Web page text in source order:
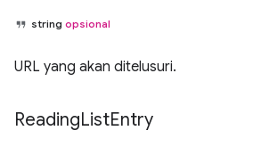
string opsional
URL yang akan ditelusuri.
ReadingListEntry